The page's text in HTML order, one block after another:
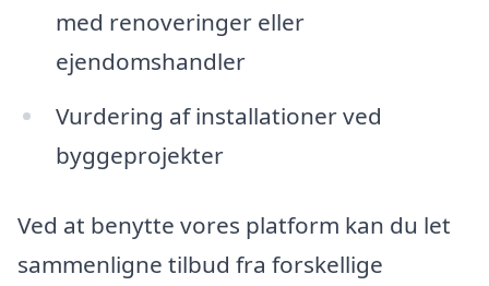
med renoveringer eller
ejendomshandler
Vurdering af installationer ved
byggeprojekter
Ved at benytte vores platform kan du let
sammenligne tilbud fra forskellige